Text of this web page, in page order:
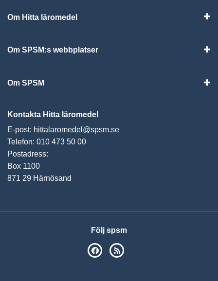
Om Hitta läromedel
Om SPSM:s webbplatser
Om SPSM
Kontakta Hitta läromedel
E-post: hittalaromedel@spsm.se
Telefon: 010 473 50 00
Postadress:
Box 1100
871 29 Härnösand
Följ spsm
SPSM på Facebook